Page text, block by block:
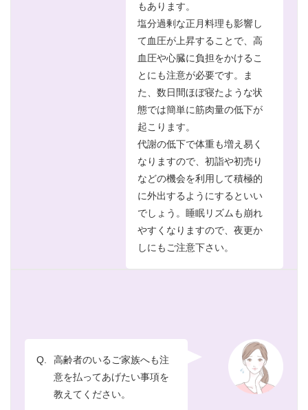
もあります。
塩分過剰な正月料理も影響し
て血圧が上昇することで、高
血圧や心臓に負担をかけるこ
とにも注意が必要です。ま
た、数日間ほぼ寝たような状
態では簡単に筋肉量の低下が
起こります。
代謝の低下で体重も増え易く
なりますので、初詣や初売り
などの機会を利用して積極的
に外出するようにするといい
でしょう。睡眠リズムも崩れ
やすくなりますので、夜更か
しにもご注意下さい。
Q.
高齢者のいるご家族へも注
意を払ってあげたい事項を
教えてください。